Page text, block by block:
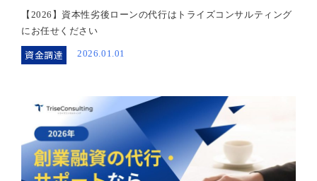
【2026】資本性劣後ローンの代行はトライズコンサルティング
にお任せください
資金調達 2026.01.01